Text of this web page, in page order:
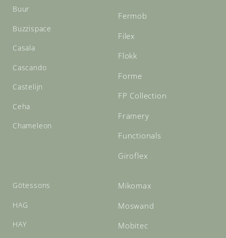
Buur
Buzzispace
Casala
Cascando
Castelijn
Ceha
Chameleon
Fermob
Filex
Flokk
Forme
FP Collection
Framery
Functionals
Giroflex
Götessons
HAG
HAY
Mikomax
Moswand
Mobitec